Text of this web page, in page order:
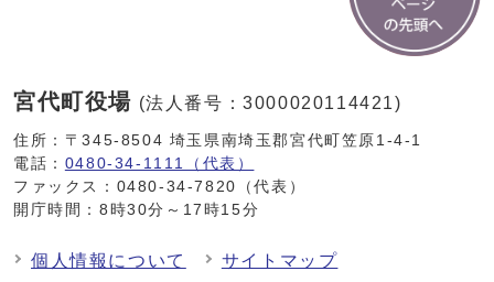
宮代町役場 (法人番号：3000020114421)
住所：〒345-8504 埼玉県南埼玉郡宮代町笠原1-4-1
電話： 0480-34-1111（代表）
ファックス：0480-34-7820（代表）
開庁時間：8時30分～17時15分
個人情報について サイトマップ